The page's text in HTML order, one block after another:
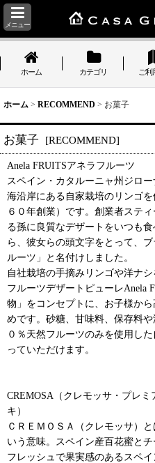
メニュー
ホーム カテゴリ ご利
ホーム > RECOMMEND > お菓子
お菓子 [RECOMMEND]
Anela FRUITSアネラフルーツ
スペイン・カタルーニャ州ジロ
海沿岸にある自家栽培のリンゴ
６０年創業）です。創業者ステ
る孫に良質なデザートをいつも
ら、彼女らの頭文字をとって、
ルーツ」と名付けしました。
自社栽培の手摘みリンゴや洋ナ
フルーツデザートピューレAnela
物」をコンセプトに、お子様か
めです。砂糖、甘味料、保存料
０％天然フルーツのみを使用し
っていただけます。
CREMOSA（クレモッサ・プレ
キ）
ＣＲＥＭＯＳＡ（クレモッサ）
いう意味。スペイン産百花蜜と
フレッシュで果実感のあるスペ